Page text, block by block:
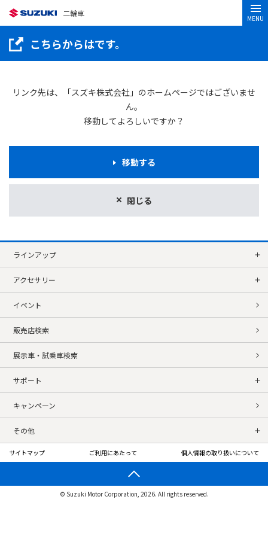
二輪車
MENU
こちらからはです。
リンク先は、「スズキ株式会社」のホームページではございませ
ん。
移動してよろしいですか？
閉じる
移動する
ラインアップ
アクセサリー
イベント
販売店検索
展示車・試乗車検索
サポート
キャンペーン
その他
サイトマップ ご利用にあたって 個人情報の取り扱いについて
© Suzuki Motor Corporation, 2026. All rights reserved.